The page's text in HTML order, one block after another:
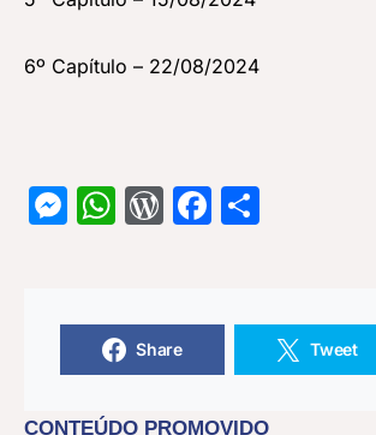
6º Capítulo – 22/08/2024
Messenger
WhatsApp
WordPress
Facebook
Share Tweet